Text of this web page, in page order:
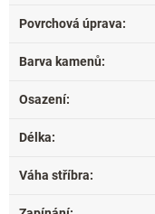
Povrchová úprava:
Barva kamenů:
Osazení:
Délka:
Váha stříbra: